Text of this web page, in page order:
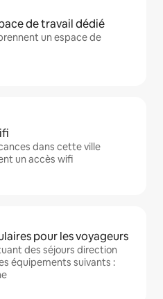
de travail dédié
un espace de
dans cette ville
un accès wifi
pour les voyageurs
des séjours direction
équipements suivants :